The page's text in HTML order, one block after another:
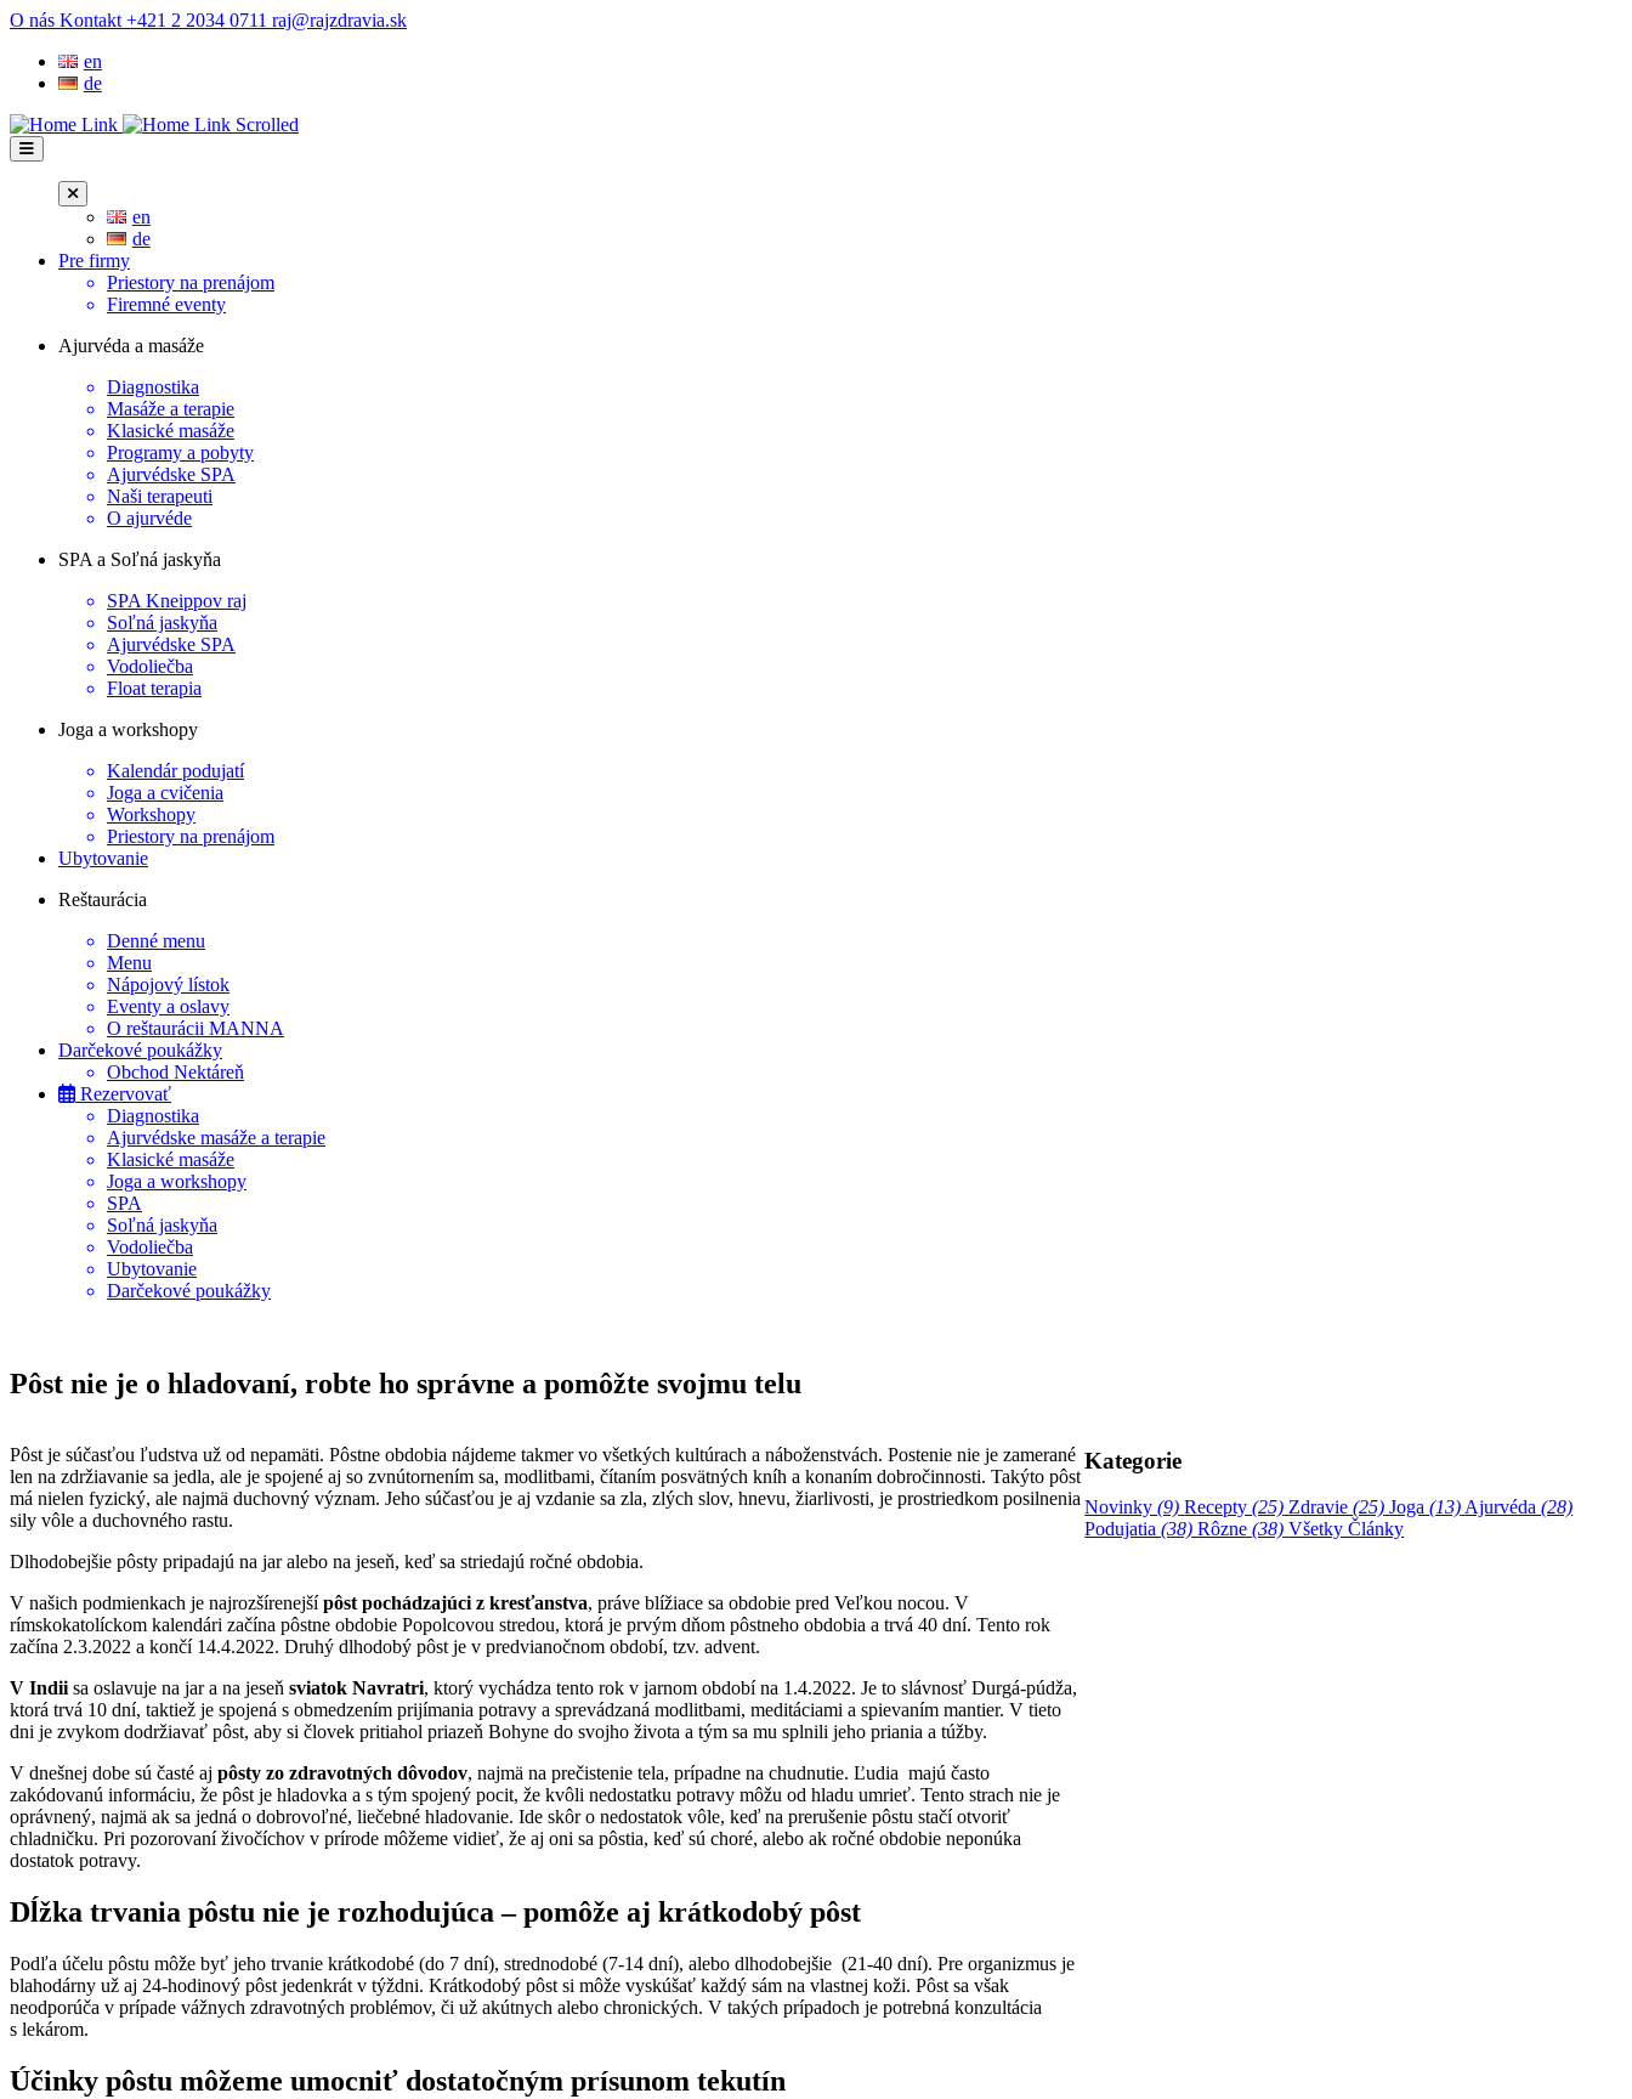
Prejsť
obsah
O nás Kontakt +421 2 2034 0711 raj@rajzdravia.sk
en
de
en
de
Pre firmy
Priestory na prenájom
Firemné eventy
Ajurvéda a masáže
Diagnostika
Masáže a terapie
Klasické masáže
Programy a pobyty
Ajurvédske SPA
Naši terapeuti
O ajurvéde
SPA a Soľná jaskyňa
SPA Kneippov raj
Soľná jaskyňa
Ajurvédske SPA
Vodoliečba
Float terapia
Joga a workshopy
Kalendár podujatí
Joga a cvičenia
Workshopy
Priestory na prenájom
Ubytovanie
Reštaurácia
Denné menu
Menu
Nápojový lístok
Eventy a oslavy
O reštaurácii MANNA
Darčekové poukážky
Obchod Nektáreň
Rezervovať
Diagnostika
Ajurvédske masáže a terapie
Klasické masáže
Joga a workshopy
SPA
Soľná jaskyňa
Vodoliečba
Ubytovanie
Darčekové poukážky
Pôst nie je o hladovaní, robte ho správne a pomôžte svojmu telu
Pôst je súčasťou ľudstva už od nepamäti. Pôstne obdobia nájdeme takmer vo všetkých kultúrach a náboženstvách. Postenie nie je zamerané
len na zdržiavanie sa jedla, ale je spojené aj so zvnútornením sa, modlitbami, čítaním posvätných kníh a konaním dobročinnosti. Takýto pôst
má nielen fyzický, ale najmä duchovný význam. Jeho súčasťou je aj vzdanie sa zla, zlých slov, hnevu, žiarlivosti, je prostriedkom posilnenia
sily vôle a duchovného rastu.
Dlhodobejšie pôsty pripadajú na jar alebo na jeseň, keď sa striedajú ročné obdobia.
V našich podmienkach je najrozšírenejšípôst pochádzajúci z kresťanstva, práve blížiace sa obdobie pred Veľkou nocou. V
rímskokatolíckom kalendári začína pôstne obdobie Popolcovou stredou, ktorá je prvým dňom pôstneho obdobia a trvá 40 dní. Tento rok
začína 2.3.2022 a končí 14.4.2022. Druhý dlhodobý pôst je v predvianočnom období, tzv. advent.
V Indii sa oslavuje na jar a na jeseň sviatok Navratri, ktorý vychádza tento rok v jarnom období na 1.4.2022. Je to slávnosť Durgá-púdža,
ktorá trvá 10 dní, taktiež je spojená s obmedzením prijímania potravy a sprevádzaná modlitbami, meditáciami a spievaním mantier. V tieto
dni je zvykom dodržiavať pôst, aby si človek pritiahol priazeň Bohyne do svojho života a tým sa mu splnili jeho priania a túžby.
V dnešnej dobe sú časté aj pôsty zo zdravotných dôvodov, najmä na prečistenie tela, prípadne na chudnutie. Ľudia majú často
zakódovanú informáciu, že pôst je hladovka a s tým spojený pocit, že kvôli nedostatku potravy môžu od hladu umrieť. Tento strach nie je
oprávnený, najmä ak sa jedná o dobrovoľné, liečebné hladovanie. Ide skôr o nedostatok vôle, keď na prerušenie pôstu stačí otvoriť
chladničku. Pri pozorovaní živočíchov v prírode môžeme vidieť, že aj oni sa pôstia, keď sú choré, alebo ak ročné obdobie neponúka
dostatok potravy.
Dĺžka trvania pôstu nie je rozhodujúca – pomôže aj krátkodobý pôst
Podľa účelu pôstu môže byť jeho trvanie krátkodobé (do 7 dní), strednodobé (7-14 dní), alebo dlhodobejšie (21-40 dní). Pre organizmus je
blahodárny už aj 24-hodinový pôst jedenkrát v týždni. Krátkodobý pôst si môže vyskúšať každý sám na vlastnej koži. Pôst sa však
neodporúča v prípade vážnych zdravotných problémov, či už akútnych alebo chronických. V takých prípadoch je potrebná konzultácia
s lekárom.
Účinky pôstu môžeme umocniť dostatočným prísunom tekutín
Kategorie
Novinky(9) Recepty(25) Zdravie(25) Joga(13) Ajurvéda(28)
Podujatia(38) Rôzne(38) Všetky Články